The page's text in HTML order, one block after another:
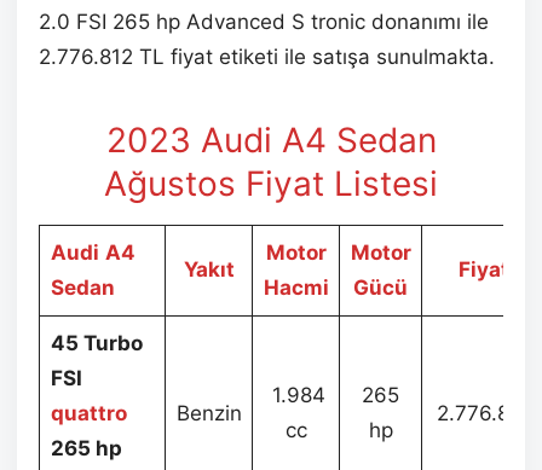
2.0 FSI 265 hp Advanced S tronic donanımı ile
2.776.812 TL fiyat etiketi ile satışa sunulmakta.
2023 Audi A4 Sedan
Ağustos Fiyat Listesi
Audi A4
Sedan
Yakıt
Motor
Hacmi
Motor
Gücü
Fiyat
45 Turbo
FSI
quattro
265 hp
Benzin
1.984
cc
265
hp
2.776.812